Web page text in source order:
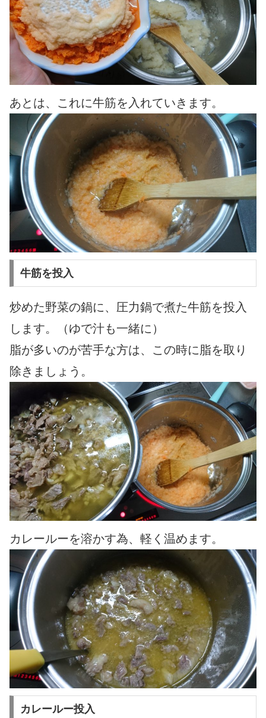
あとは、これに牛筋を入れていきます。
牛筋を投入
炒めた野菜の鍋に、圧力鍋で煮た牛筋を投入
します。（ゆで汁も一緒に）
脂が多いのが苦手な方は、この時に脂を取り
除きましょう。
カレールーを溶かす為、軽く温めます。
カレールー投入